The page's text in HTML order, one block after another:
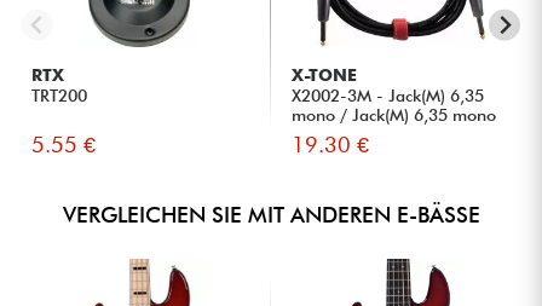
RTX
TRT200
5.55 €
X-TONE
X2002-3M - Jack(M) 6,35
mono / Jack(M) 6,35 mono
S...
19.30 €
VERGLEICHEN SIE MIT ANDEREN E-BÄSSE